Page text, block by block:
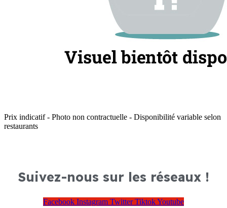
Prix indicatif - Photo non contractuelle - Disponibilité variable selon
restaurants
Suivez-nous sur les réseaux !
Facebook Instagram Twitter TiktokYoutube